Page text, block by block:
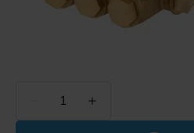
Weniger